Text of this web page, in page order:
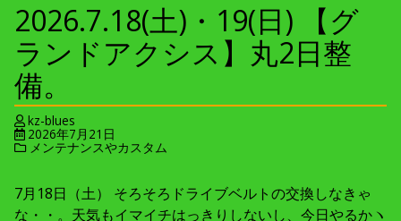
2026.7.18(土)・19(日) 【グ
ランドアクシス】丸2日整
備。
kz-blues
2026年7月21日
メンテナンスやカスタム
7月18日（土） そろそろドライブベルトの交換しなきゃ
な・・。天気もイマイチはっきりしないし、今日やるかヽ